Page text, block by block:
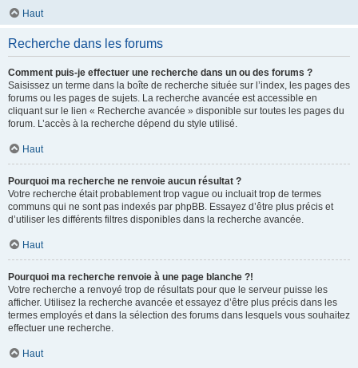
Haut
Recherche dans les forums
Comment puis-je effectuer une recherche dans un ou des forums ?
Saisissez un terme dans la boîte de recherche située sur l’index, les pages des
forums ou les pages de sujets. La recherche avancée est accessible en
cliquant sur le lien « Recherche avancée » disponible sur toutes les pages du
forum. L’accès à la recherche dépend du style utilisé.
Haut
Pourquoi ma recherche ne renvoie aucun résultat ?
Votre recherche était probablement trop vague ou incluait trop de termes
communs qui ne sont pas indexés par phpBB. Essayez d’être plus précis et
d’utiliser les différents filtres disponibles dans la recherche avancée.
Haut
Pourquoi ma recherche renvoie à une page blanche ?!
Votre recherche a renvoyé trop de résultats pour que le serveur puisse les
afficher. Utilisez la recherche avancée et essayez d’être plus précis dans les
termes employés et dans la sélection des forums dans lesquels vous souhaitez
effectuer une recherche.
Haut